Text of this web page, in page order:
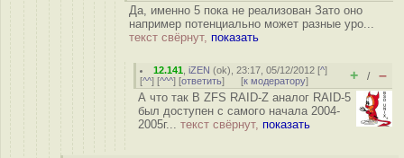
Да, именно 5 пока не реализован Зато оно
например потенциально может разные уро...
текст свёрнут, показать
12.141 ,iZEN (ok), 23:17, 05/12/2012 [^]
[^^] [^^^] [ответить] [к модератору] + / –
А что так В ZFS RAID-Z аналог RAID-5
был доступен с самого начала 2004-
2005г... текст свёрнут, показать